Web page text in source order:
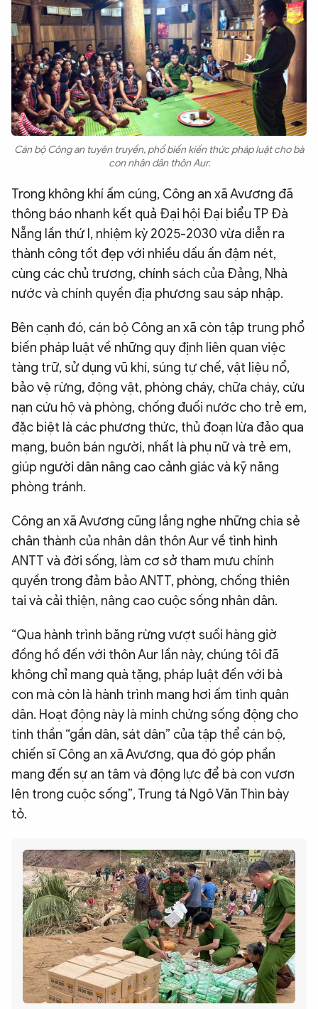
Cán bộ Công an tuyên truyền, phổ biến kiến thức pháp luật cho bà
con nhân dân thôn Aur.
Trong không khí ấm cúng, Công an xã Avương đã
thông báo nhanh kết quả Đại hội Đại biểu TP Đà
Nẵng lần thứ I, nhiệm kỳ 2025-2030 vừa diễn ra
thành công tốt đẹp với nhiều dấu ấn đậm nét,
cùng các chủ trương, chính sách của Đảng, Nhà
nước và chính quyền địa phương sau sáp nhập.
Bên cạnh đó, cán bộ Công an xã còn tập trung phổ
biến pháp luật về những quy định liên quan việc
tàng trữ, sử dụng vũ khí, súng tự chế, vật liệu nổ,
bảo vệ rừng, động vật, phòng cháy, chữa cháy, cứu
nạn cứu hộ và phòng, chống đuối nước cho trẻ em,
đặc biệt là các phương thức, thủ đoạn lừa đảo qua
mạng, buôn bán người, nhất là phụ nữ và trẻ em,
giúp người dân nâng cao cảnh giác và kỹ năng
phòng tránh.
Công an xã Avương cũng lắng nghe những chia sẻ
chân thành của nhân dân thôn Aur về tình hình
ANTT và đời sống, làm cơ sở tham mưu chính
quyền trong đảm bảo ANTT, phòng, chống thiên
tai và cải thiện, nâng cao cuộc sống nhân dân.
“Qua hành trình băng rừng vượt suối hàng giờ
đồng hồ đến với thôn Aur lần này, chúng tôi đã
không chỉ mang quà tặng, pháp luật đến với bà
con mà còn là hành trình mang hơi ấm tình quân
dân. Hoạt động này là minh chứng sống động cho
tinh thần “gần dân, sát dân” của tập thể cán bộ,
chiến sĩ Công an xã Avương, qua đó góp phần
mang đến sự an tâm và động lực để bà con vươn
lên trong cuộc sống”, Trung tá Ngô Văn Thìn bày
tỏ.